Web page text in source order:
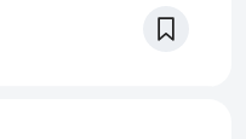
eléctricos que